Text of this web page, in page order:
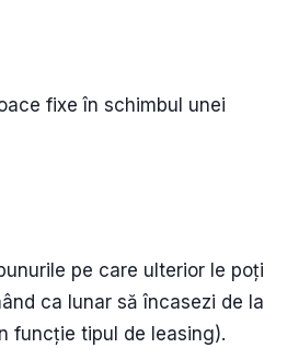
fixe în schimbul unei
pe care ulterior le poți
ca lunar să încasezi de la
funcție tipul de leasing).